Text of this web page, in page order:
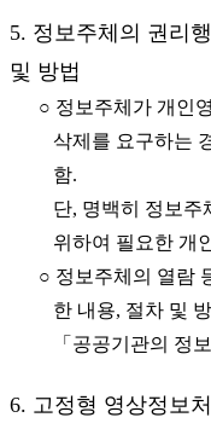
5. 정보주체의 권리
및 방법
○ 정보주체가 개인
삭제를 요구하는
함.
단, 명백히 정보주
위하여 필요한 개
○ 정보주체의 열람
한 내용, 절차 및
「공공기관의 정
6. 고정형 영상정보